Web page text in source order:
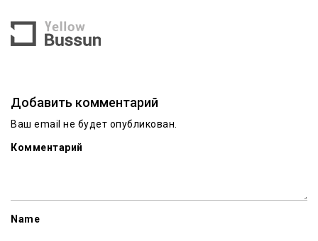
Добавить комментарий
Ваш email не будет опубликован.
Комментарий
Name